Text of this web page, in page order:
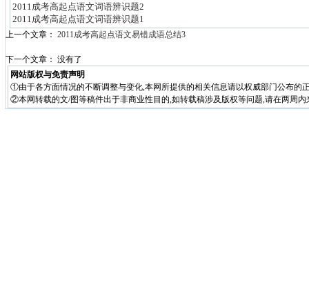
2011成考高起点语文词语辨识题2
2011成考高起点语文词语辨识题1
上一个文章： 2011成考高起点语文易错成语总结3
下一个文章： 没有了
网站版权与免责声明
①由于各方面情况的不断调整与变化,本网所提供的相关信息请以权威部门公布的
②本网转载的文/图等稿件出于非商业性目的,如转载稿涉及版权等问题,请在两周内